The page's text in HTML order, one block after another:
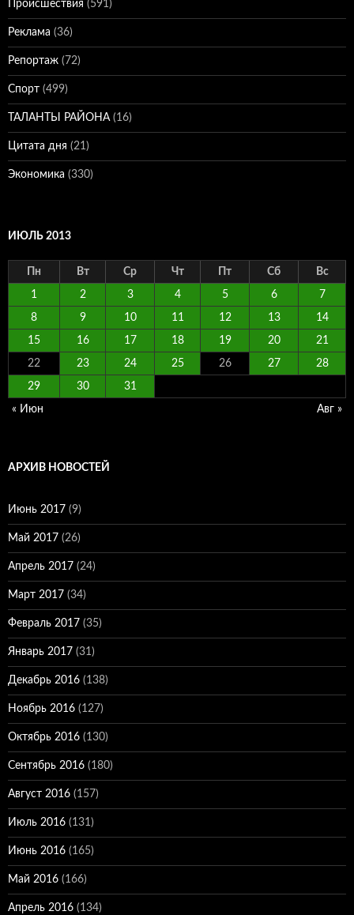
Происшествия (591)
Реклама (36)
Репортаж (72)
Спорт (499)
ТАЛАНТЫ РАЙОНА(16)
Цитата дня (21)
Экономика (330)
ИЮЛЬ 2013
Пн Вт Ср Чт Пт Сб Вс
1 2 3 4 5 6 7
8 9 10 11 12 13 14
15 16 17 18 19 20 21
22 23 24 25 26 27 28
29 30 31
« Июн Авг »
АРХИВ НОВОСТЕЙ
Июнь 2017 (9)
Май 2017 (26)
Апрель 2017 (24)
Март 2017 (34)
Февраль 2017 (35)
Январь 2017 (31)
Декабрь 2016 (138)
Ноябрь 2016 (127)
Октябрь 2016 (130)
Сентябрь 2016 (180)
Август 2016 (157)
Июль 2016 (131)
Июнь 2016 (165)
Май 2016 (166)
Апрель 2016 (134)